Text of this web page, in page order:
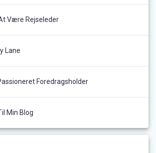
Være Rejseleder
Lane
Foredragsholder
Min Blog